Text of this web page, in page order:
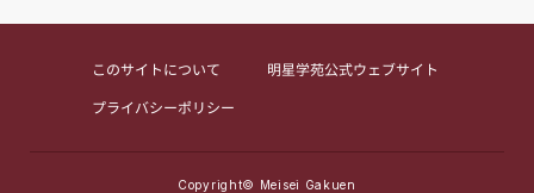
このサイトについて
プライバシーポリシー
明星学苑公式ウェブサイト
Copyright© Meisei Gakuen